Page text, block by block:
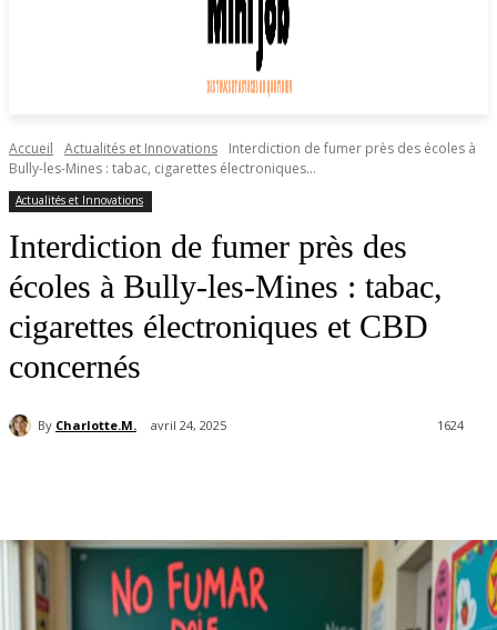
Accueil Actualités et Innovations
Interdiction de fumer près des écoles à
Bully-les-Mines : tabac, cigarettes électroniques...
Actualités et Innovations
Interdiction de fumer près des
écoles à Bully-les-Mines : tabac,
cigarettes électroniques et CBD
concernés
By Charlotte.M. avril 24, 2025 1624